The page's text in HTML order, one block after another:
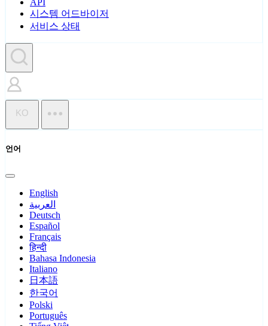
API
시스템 어드바이저
서비스 상태
KO
언어
English
العربية
Deutsch
Español
Français
हिन्दी
Bahasa Indonesia
Italiano
日本語
한국어
Polski
Português